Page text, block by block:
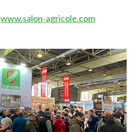
www.salon-agricole.com